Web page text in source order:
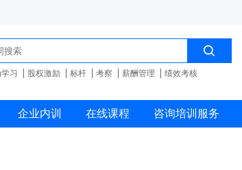
习 股权激励 标杆 考察 薪酬管理 绩效考核
企业内训 在线课程 咨询培训服务